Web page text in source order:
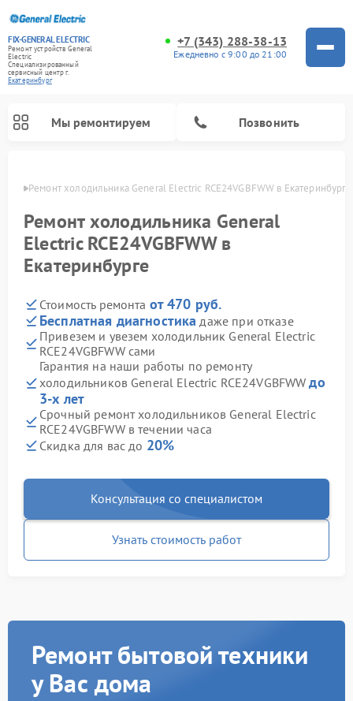
FIX-GENERAL ELECTRIC
Ремонт устройств General
Electric
Специализированный
cервисный центр г.
Екатеринбург
+7 (343) 288-38-13
Ежедневно с 9:00 до 21:00
Мы ремонтируем Позвонить
Ремонт холодильника General Electric RCE24VGBFWW в Екатеринбурге
Ремонт холодильника General
Electric RCE24VGBFWW в
Екатеринбурге
Стоимость ремонта от 470 руб.
Бесплатная диагностика даже при отказе
Привезем и увезем холодильник General Electric
RCE24VGBFWW сами
Гарантия на наши работы по ремонту
холодильников General Electric RCE24VGBFWWдо
3-х лет
Срочный ремонт холодильников General Electric
RCE24VGBFWW в течении часа
Скидка для вас до 20%
Консультация со специалистом
Узнать стоимость работ
Ремонт бытовой техники
у Вас дома